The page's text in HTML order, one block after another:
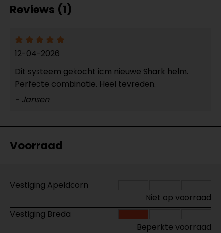
Reviews (1)
12-04-2026
Dit systeem gekocht icm nieuwe Shark helm.
Perfecte combinatie. Heel tevreden.
- Jansen
Voorraad
Vestiging Apeldoorn
Niet op voorraad
Vestiging Breda
Beperkte voorraad